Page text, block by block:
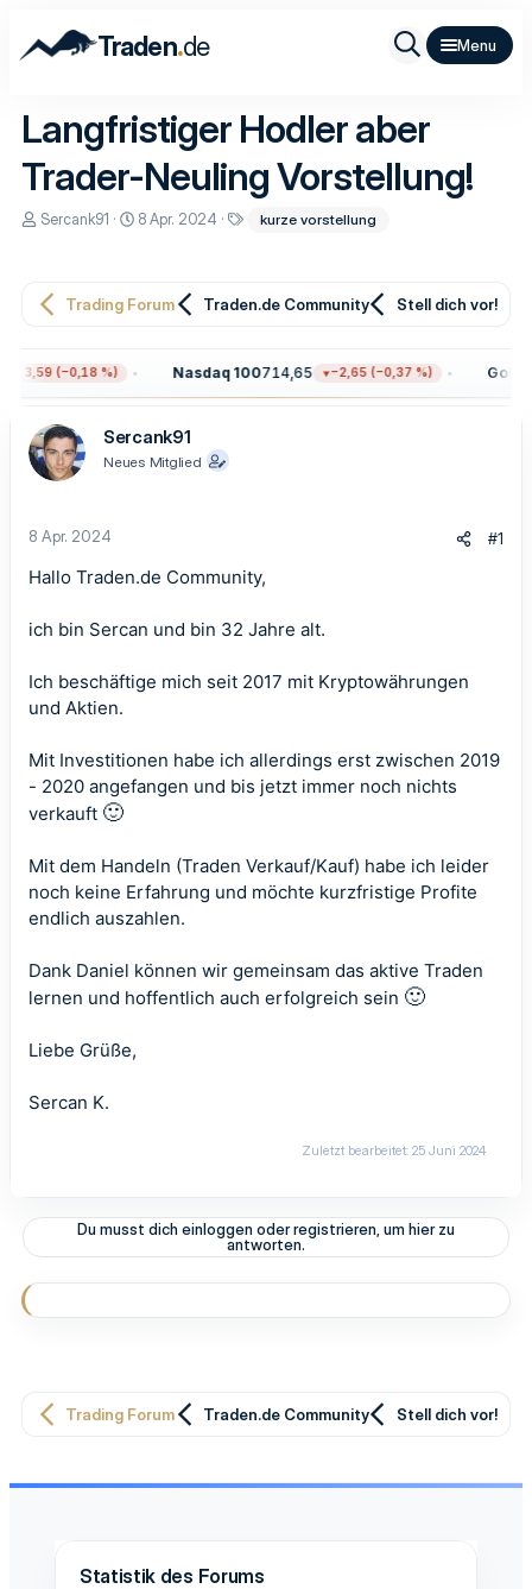
Traden.de
Langfristiger Hodler aber
Trader-Neuling Vorstellung!
E
l
r
Sercank91
E
l
8 Apr. 2024
g
r
kurze vorstellung
Trading Forum Traden.de Community Stell dich vor!
−13,59 (−0,18 %) Nasdaq 100714,65 −2,65 (−0,37 %) Gold
Sercank91
Neues Mitglied
8 Apr. 2024 #1
Hallo Traden.de Community,
ich bin Sercan und bin 32 Jahre alt.
Ich beschäftige mich seit 2017 mit Kryptowährungen
und Aktien.
Mit Investitionen habe ich allerdings erst zwischen 2019
- 2020 angefangen und bis jetzt immer noch nichts
verkauft 🙂
Mit dem Handeln (Traden Verkauf/Kauf) habe ich leider
noch keine Erfahrung und möchte kurzfristige Profite
endlich auszahlen.
Dank Daniel können wir gemeinsam das aktive Traden
lernen und hoffentlich auch erfolgreich sein 🙂
Liebe Grüße,
Sercan K.
Zuletzt bearbeitet: 25 Juni 2024
Du musst dich einloggen oder registrieren, um hier zu
antworten.
Trading Forum Traden.de Community Stell dich vor!
Statistik des Forums